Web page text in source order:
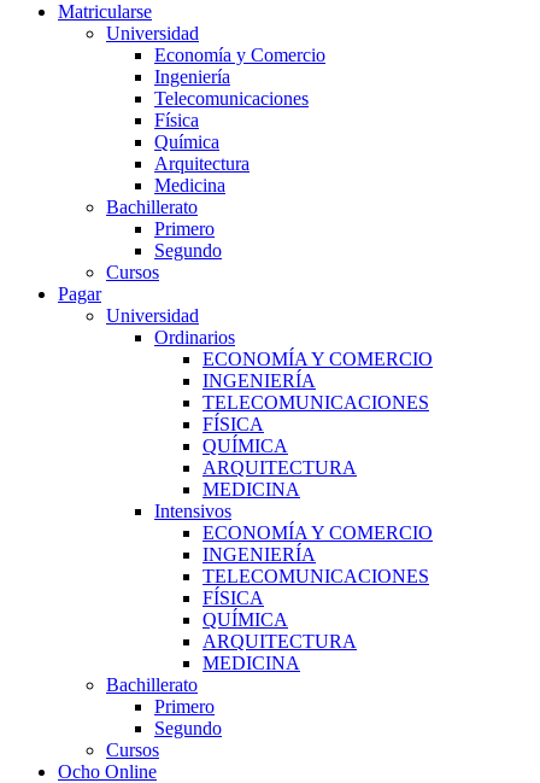
Matricularse
Universidad
Economía y Comercio
Ingeniería
Telecomunicaciones
Física
Química
Arquitectura
Medicina
Bachillerato
Primero
Segundo
Cursos
Pagar
Universidad
Ordinarios
ECONOMÍA Y COMERCIO
INGENIERÍA
TELECOMUNICACIONES
FÍSICA
QUÍMICA
ARQUITECTURA
MEDICINA
Intensivos
ECONOMÍA Y COMERCIO
INGENIERÍA
TELECOMUNICACIONES
FÍSICA
QUÍMICA
ARQUITECTURA
MEDICINA
Bachillerato
Primero
Segundo
Cursos
Ocho Online